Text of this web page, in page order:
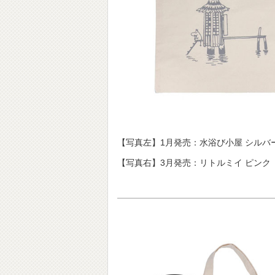
【写真左】1月発売：水浴び小屋 シルバ
【写真右】3月発売：リトルミイ ピンク